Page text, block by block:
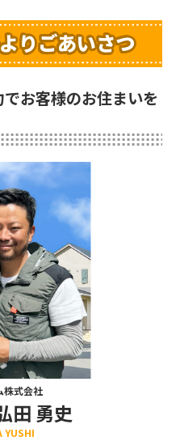
りごあいさつ
お客様のお住まいを
株式会社
田 勇史
YUSHI